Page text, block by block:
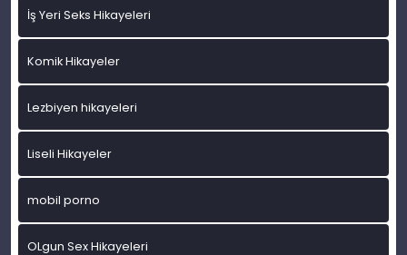
İş Yeri Seks Hikayeleri
Komik Hikayeler
Lezbiyen hikayeleri
Liseli Hikayeler
mobil porno
OLgun Sex Hikayeleri